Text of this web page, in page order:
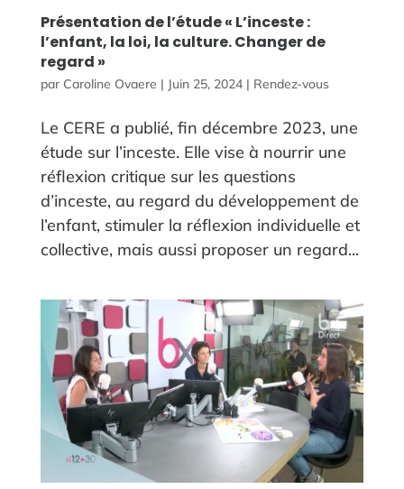
Présentation de l’étude « L’inceste :
l’enfant, la loi, la culture. Changer de
regard »
par Caroline Ovaere | Juin 25, 2024| Rendez-vous
Le CERE a publié, fin décembre 2023, une
étude sur l’inceste. Elle vise à nourrir une
réflexion critique sur les questions
d’inceste, au regard du développement de
l’enfant, stimuler la réflexion individuelle et
collective, mais aussi proposer un regard...